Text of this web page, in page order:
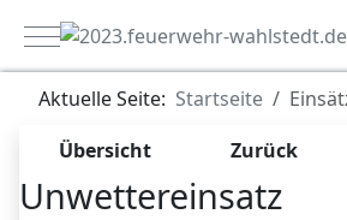
Mobile Menu Toggle
Aktuelle Seite: Startseite
Übersicht
Zurück
Unwettereinsatz